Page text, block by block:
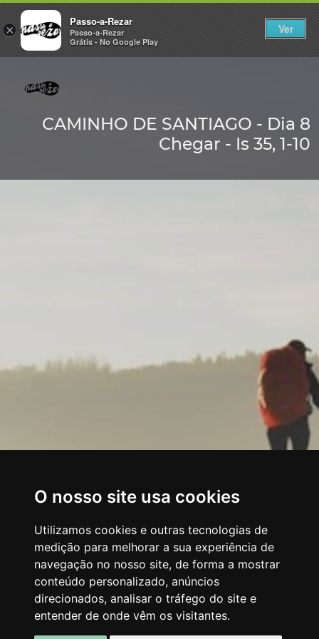
O nosso site usa cookies
Utilizamos cookies e outras tecnologias de
medição para melhorar a sua experiência de
navegação no nosso site, de forma a mostrar
conteúdo personalizado, anúncios
direcionados, analisar o tráfego do site e
entender de onde vêm os visitantes.
×
Passo-a-Rezar
Passo-a-Rezar
Grátis - No Google Play
Ver
CAMINHO DE SANTIAGO - Dia 8
Chegar - Is 35, 1-10